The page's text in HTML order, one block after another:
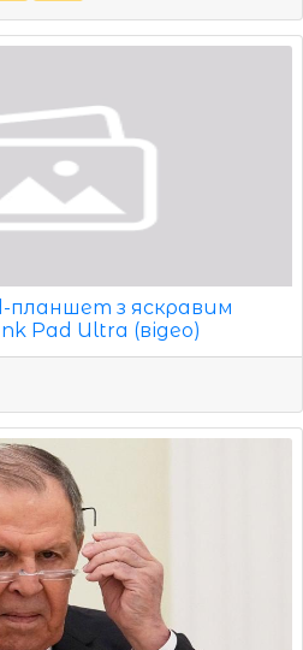
планшет з яскравим
Pad Ultra (відео)